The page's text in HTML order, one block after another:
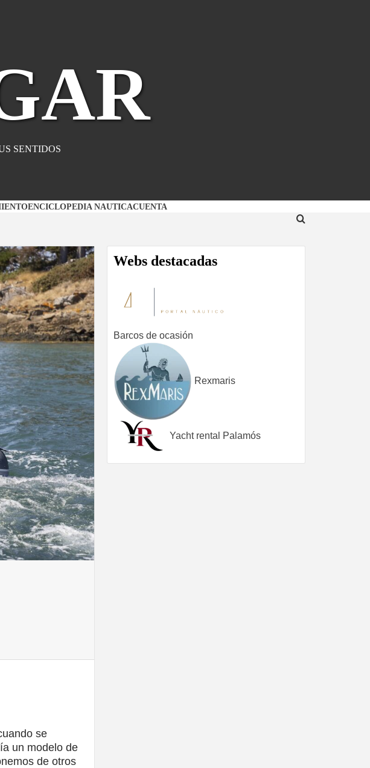
SENTIDOS
ENCICLOPEDIA NAUTICACUENTA
se
un modelo de
de otros
Webs destacadas
Barcos de ocasión
Rexmaris
Yacht rental Palamós